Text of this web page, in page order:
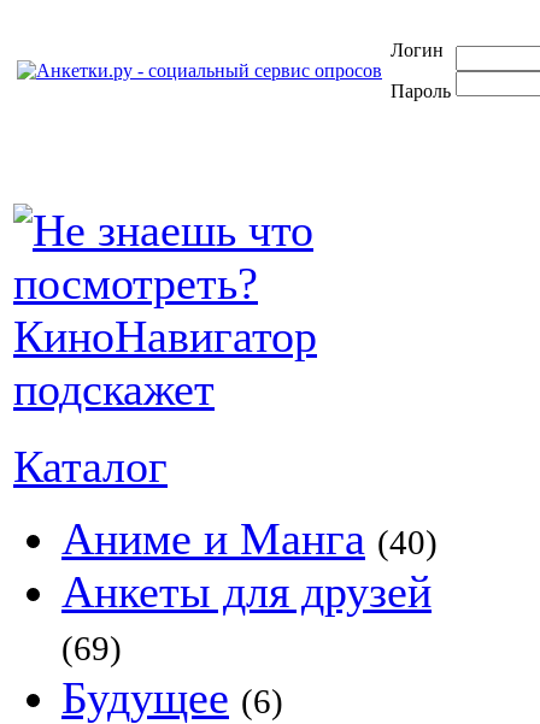
Логин
Пароль
Каталог
Аниме и Манга (40)
Анкеты для друзей
(69)
Будущее (6)